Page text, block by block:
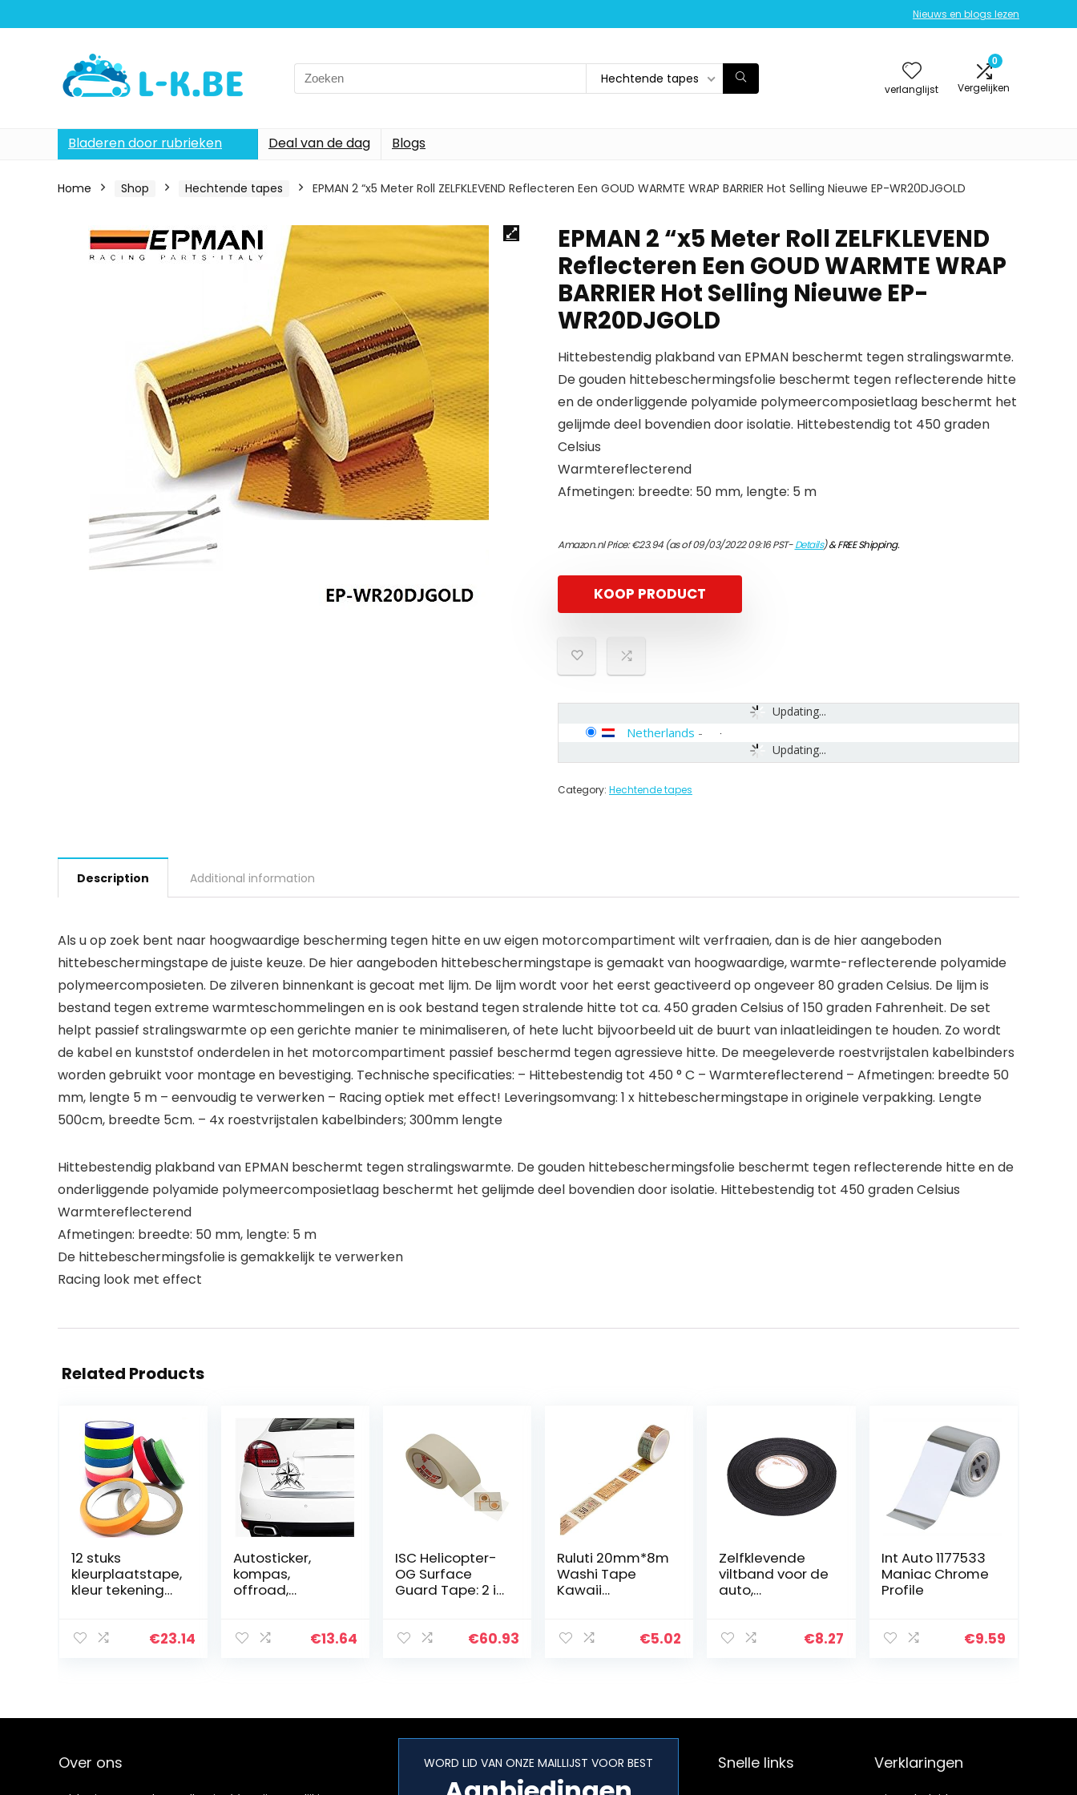
Nieuws en blogs lezen
Search
for:
Hechtende tapes
verlanglijst
0
Vergelijken
Bladeren door rubrieken Deal van de dag Blogs
Home Shop Hechtende tapes EPMAN 2 “x5 Meter Roll ZELFKLEVEND Reflecteren Een GOUD WARMTE WRAP BARRIER Hot Selling Nieuwe EP-WR20DJGOLD
EPMAN 2 “x5 Meter Roll ZELFKLEVEND
Reflecteren Een GOUD WARMTE WRAP
BARRIER Hot Selling Nieuwe EP-
WR20DJGOLD
Hittebestendig plakband van EPMAN beschermt tegen stralingswarmte.
De gouden hittebeschermingsfolie beschermt tegen reflecterende hitte
en de onderliggende polyamide polymeercomposietlaag beschermt het
gelijmde deel bovendien door isolatie. Hittebestendig tot 450 graden
Celsius
Warmtereflecterend
Afmetingen: breedte: 50 mm, lengte: 5 m
Amazon.nl Price:€23.94(as of 09/03/2022 09:16 PST-Details)&FREE Shipping.
KOOP PRODUCT
Updating...
Updating...
Netherlands -
Category: Hechtende tapes
Description Additional information
Als u op zoek bent naar hoogwaardige bescherming tegen hitte en uw eigen motorcompartiment wilt verfraaien, dan is de hier aangeboden
hittebeschermingstape de juiste keuze. De hier aangeboden hittebeschermingstape is gemaakt van hoogwaardige, warmte-reflecterende polyamide
polymeercomposieten. De zilveren binnenkant is gecoat met lijm. De lijm wordt voor het eerst geactiveerd op ongeveer 80 graden Celsius. De lijm is
bestand tegen extreme warmteschommelingen en is ook bestand tegen stralende hitte tot ca. 450 graden Celsius of 150 graden Fahrenheit. De set
helpt passief stralingswarmte op een gerichte manier te minimaliseren, of hete lucht bijvoorbeeld uit de buurt van inlaatleidingen te houden. Zo wordt
de kabel en kunststof onderdelen in het motorcompartiment passief beschermd tegen agressieve hitte. De meegeleverde roestvrijstalen kabelbinders
worden gebruikt voor montage en bevestiging. Technische specificaties: – Hittebestendig tot 450 ° C – Warmtereflecterend – Afmetingen: breedte 50
mm, lengte 5 m – eenvoudig te verwerken – Racing optiek met effect! Leveringsomvang: 1 x hittebeschermingstape in originele verpakking. Lengte
500cm, breedte 5cm. – 4x roestvrijstalen kabelbinders; 300mm lengte
Hittebestendig plakband van EPMAN beschermt tegen stralingswarmte. De gouden hittebeschermingsfolie beschermt tegen reflecterende hitte en de
onderliggende polyamide polymeercomposietlaag beschermt het gelijmde deel bovendien door isolatie. Hittebestendig tot 450 graden Celsius
Warmtereflecterend
Afmetingen: breedte: 50 mm, lengte: 5 m
De hittebeschermingsfolie is gemakkelijk te verwerken
Racing look met effect
Related Products
12 stuks
kleurplaatstape,
kleur tekening
tape, label tape,
€23.14
Autosticker,
kompas,
offroad,
auto, motorfiets,
€13.64
ISC Helicopter-
OG Surface
Guard Tape: 2 in.
€60.93
Ruluti 20mm*8m
Washi Tape
Kawaii
Decoratie voor
€5.02
Zelfklevende
viltband voor de
auto,
zelfklevend,
€8.27
Int Auto 1177533
Maniac Chrome
Profile
€9.59
Over ons WORD LID VAN ONZE MAILLIJST VOOR BEST Snelle links Verklaringen